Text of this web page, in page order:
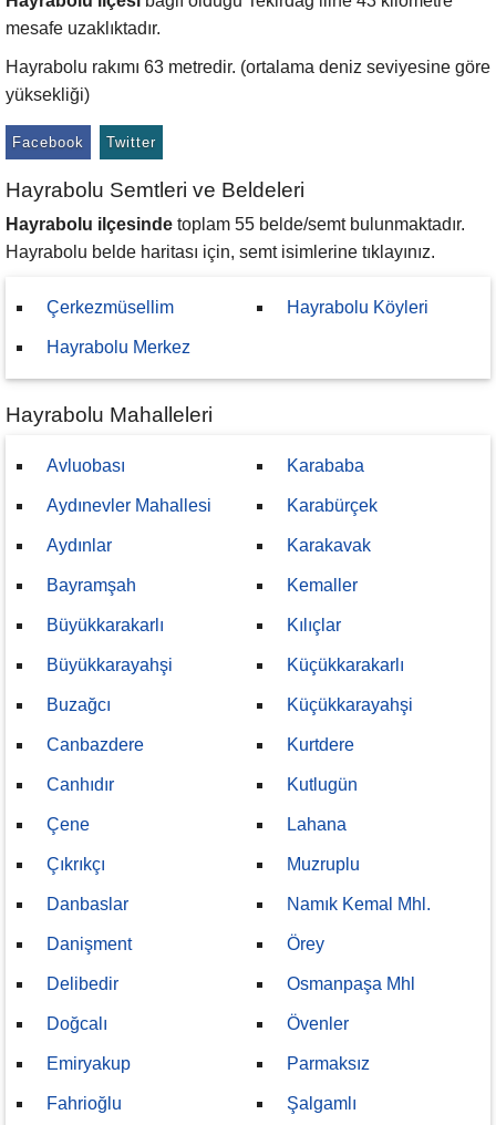
mesafe uzaklıktadır.
Hayrabolu rakımı 63 metredir. (ortalama deniz seviyesine göre
yüksekliği)
Facebook Twitter
Hayrabolu Semtleri ve Beldeleri
Hayrabolu ilçesinde toplam 55 belde/semt bulunmaktadır.
Hayrabolu belde haritası için, semt isimlerine tıklayınız.
Çerkezmüsellim
Hayrabolu Merkez
Hayrabolu Köyleri
Hayrabolu Mahalleleri
Avluobası
Aydınevler Mahallesi
Aydınlar
Bayramşah
Büyükkarakarlı
Büyükkarayahşi
Buzağcı
Canbazdere
Canhıdır
Çene
Çıkrıkçı
Danbaslar
Danişment
Delibedir
Doğcalı
Emiryakup
Fahrioğlu
Karababa
Karabürçek
Karakavak
Kemaller
Kılıçlar
Küçükkarakarlı
Küçükkarayahşi
Kurtdere
Kutlugün
Lahana
Muzruplu
Namık Kemal Mhl.
Örey
Osmanpaşa Mhl
Övenler
Parmaksız
Şalgamlı